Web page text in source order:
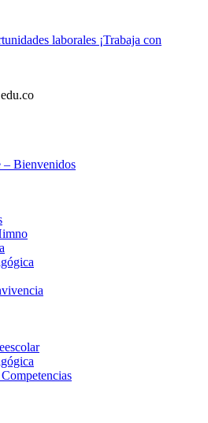
laborales ¡Trabaja con